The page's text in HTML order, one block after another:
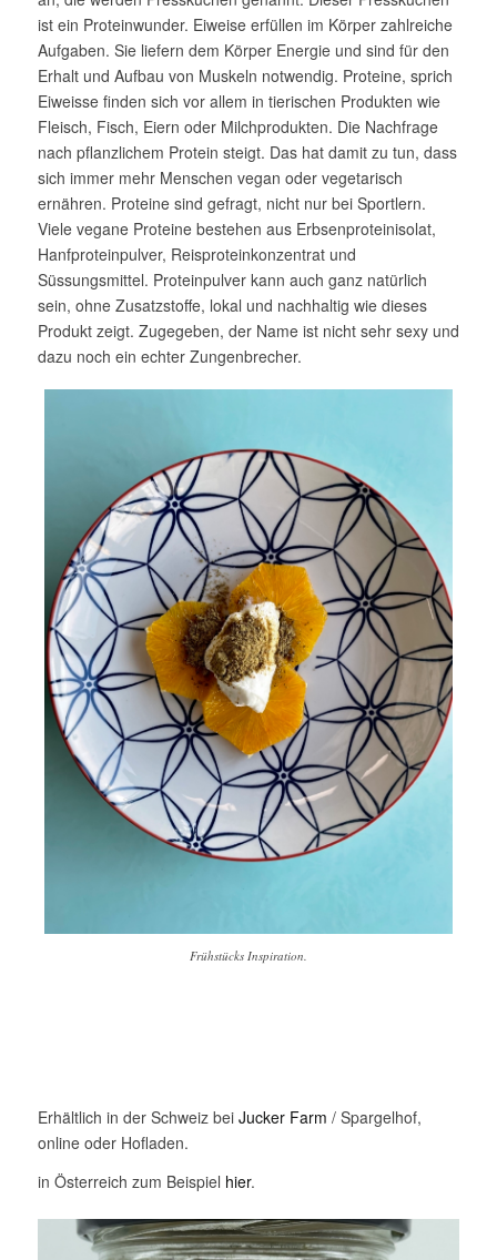
ist ein Proteinwunder. Eiweise erfüllen im Körper zahlreiche
Aufgaben. Sie liefern dem Körper Energie und sind für den
Erhalt und Aufbau von Muskeln notwendig. Proteine, sprich
Eiweisse finden sich vor allem in tierischen Produkten wie
Fleisch, Fisch, Eiern oder Milchprodukten. Die Nachfrage
nach pflanzlichem Protein steigt. Das hat damit zu tun, dass
sich immer mehr Menschen vegan oder vegetarisch
ernähren. Proteine sind gefragt, nicht nur bei Sportlern.
Viele vegane Proteine bestehen aus Erbsenproteinisolat,
Hanfproteinpulver, Reisproteinkonzentrat und
Süssungsmittel. Proteinpulver kann auch ganz natürlich
sein, ohne Zusatzstoffe, lokal und nachhaltig wie dieses
Produkt zeigt. Zugegeben, der Name ist nicht sehr sexy und
dazu noch ein echter Zungenbrecher.
Frühstücks Inspiration.
Erhältlich in der Schweiz bei Jucker Farm / Spargelhof,
online oder Hofladen.
in Österreich zum Beispiel hier.